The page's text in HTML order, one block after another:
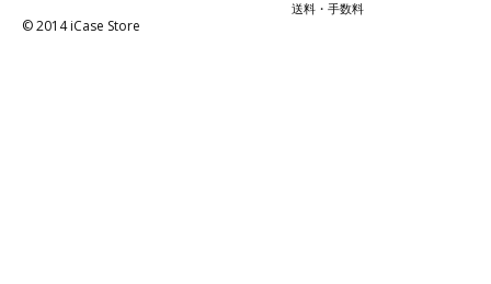
送料・手数料
© 2014 iCase Store